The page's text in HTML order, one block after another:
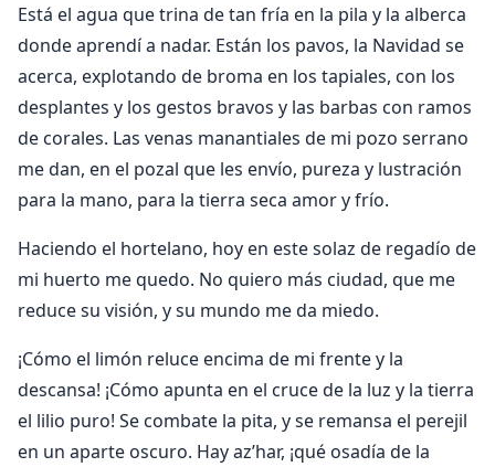
Está el agua que trina de tan fría en la pila y la alberca
donde aprendí a nadar. Están los pavos, la Navidad se
acerca, explotando de broma en los tapiales, con los
desplantes y los gestos bravos y las barbas con ramos
de corales. Las venas manantiales de mi pozo serrano
me dan, en el pozal que les envío, pureza y lustración
para la mano, para la tierra seca amor y frío.
Haciendo el hortelano, hoy en este solaz de regadío de
mi huerto me quedo. No quiero más ciudad, que me
reduce su visión, y su mundo me da miedo.
¡Cómo el limón reluce encima de mi frente y la
descansa! ¡Cómo apunta en el cruce de la luz y la tierra
el lilio puro! Se combate la pita, y se remansa el perejil
en un aparte oscuro. Hay az’har, ¡qué osadía de la